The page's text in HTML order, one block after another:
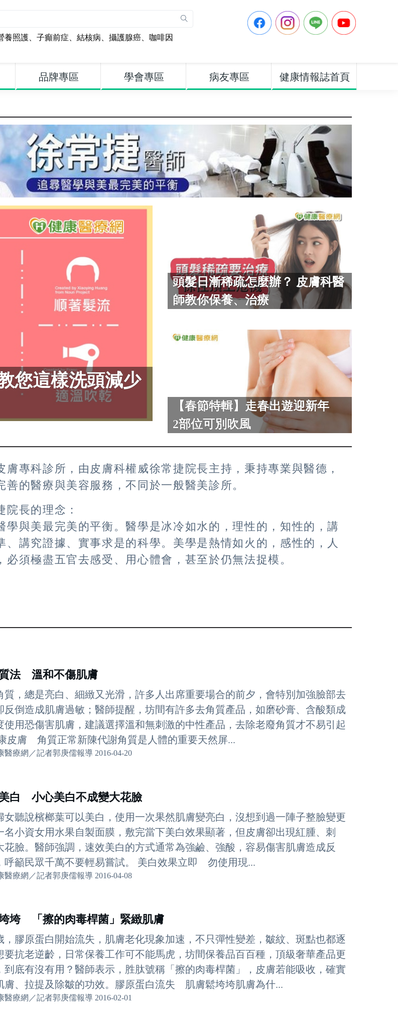
養照護、 子癲前症、 結核病、 攝護腺癌、 咖啡因
品牌專區 學會專區 病友專區 健康情報誌首頁
您這樣洗頭減少
頭髮日漸稀疏怎麼辦？ 皮膚科醫
師教你保養、治療
【春節特輯】走春出遊迎新年
2部位可別吹風
膚專科診所，由皮膚科權威徐常捷院長主持，秉持專業與醫德，
善的醫療與美容服務，不同於一般醫美診所。
院長的理念：
學與美最完美的平衡。醫學是冰冷如水的，理性的，知性的，講
、講究證據、實事求是的科學。美學是熱情如火的，感性的，人
必須極盡五官去感受、用心體會，甚至於仍無法捉模。
法 溫和不傷肌膚
質，總是亮白、細緻又光滑，許多人出席重要場合的前夕，會特別加強臉部去
反倒造成肌膚過敏；醫師提醒，坊間有許多去角質產品，如磨砂膏、含酸類成
使用恐傷害肌膚，建議選擇溫和無刺激的中性產品，去除老廢角質才不易引起
皮膚 角質正常新陳代謝角質是人體的重要天然屏...
醫療網／記者郭庚儒報導 2016-04-20
白 小心美白不成變大花臉
女聽說檳榔葉可以美白，使用一次果然肌膚變亮白，沒想到過一陣子整臉變更
名小資女用水果自製面膜，敷完當下美白效果顯著，但皮膚卻出現紅腫、刺
花臉。醫師強調，速效美白的方式通常為強鹼、強酸，容易傷害肌膚造成反
呼籲民眾千萬不要輕易嘗試。 美白效果立即 勿使用現...
醫療網／記者郭庚儒報導 2016-04-08
垮 「擦的肉毒桿菌」緊緻肌膚
，膠原蛋白開始流失，肌膚老化現象加速，不只彈性變差，皺紋、斑點也都逐
要抗老逆齡，日常保養工作可不能馬虎，坊間保養品百百種，頂級奢華產品更
到底有沒有用？醫師表示，胜肽號稱「擦的肉毒桿菌」，皮膚若能吸收，確實
膚、拉提及除皺的功效。膠原蛋白流失 肌膚鬆垮垮肌膚為什...
醫療網／記者郭庚儒報導 2016-02-01